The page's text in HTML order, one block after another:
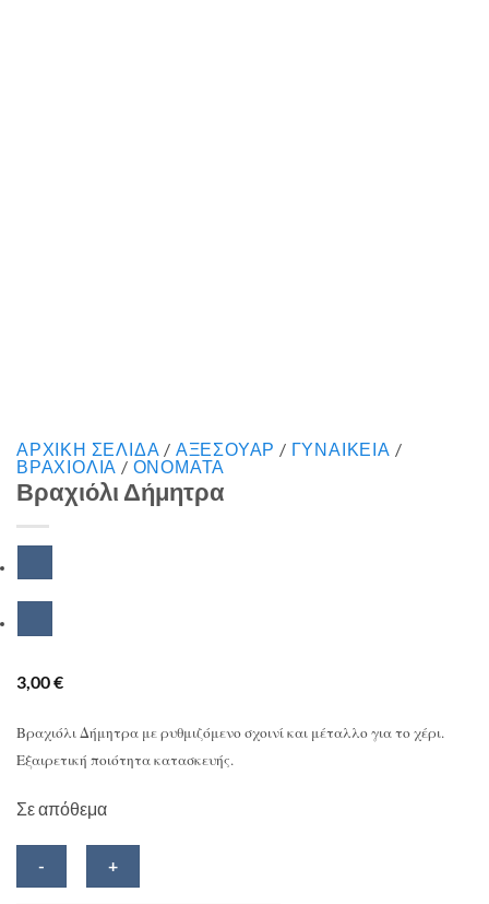
ΑΡΧΙΚΉ ΣΕΛΊΔΑ / ΑΞΕΣΟΥΑΡ / ΓΥΝΑΙΚΕΙΑ /
ΒΡΑΧΙΟΛΙΑ / ΟΝΟΜΑΤΑ
Βραχιόλι Δήμητρα
3,00€
Βραχιόλι Δήμητρα με ρυθμιζόμενο σχοινί και μέταλλο για το χέρι.
Εξαιρετική ποιότητα κατασκευής.
Σε απόθεμα